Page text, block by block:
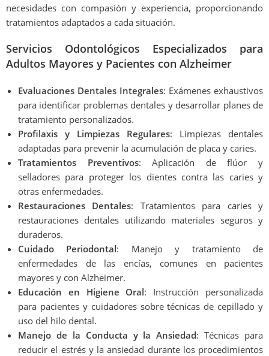
necesidades con compasión y experiencia, proporcionando
tratamientos adaptados a cada situación.
Servicios Odontológicos Especializados para
Adultos Mayores y Pacientes con Alzheimer
Evaluaciones Dentales Integrales: Exámenes exhaustivos
para identificar problemas dentales y desarrollar planes de
tratamiento personalizados.
Profilaxis y Limpiezas Regulares: Limpiezas dentales
adaptadas para prevenir la acumulación de placa y caries.
Tratamientos Preventivos: Aplicación de flúor y
selladores para proteger los dientes contra las caries y
otras enfermedades.
Restauraciones Dentales: Tratamientos para caries y
restauraciones dentales utilizando materiales seguros y
duraderos.
Cuidado Periodontal: Manejo y tratamiento de
enfermedades de las encías, comunes en pacientes
mayores y con Alzheimer.
Educación en Higiene Oral: Instrucción personalizada
para pacientes y cuidadores sobre técnicas de cepillado y
uso del hilo dental.
Manejo de la Conducta y la Ansiedad: Técnicas para
reducir el estrés y la ansiedad durante los procedimientos